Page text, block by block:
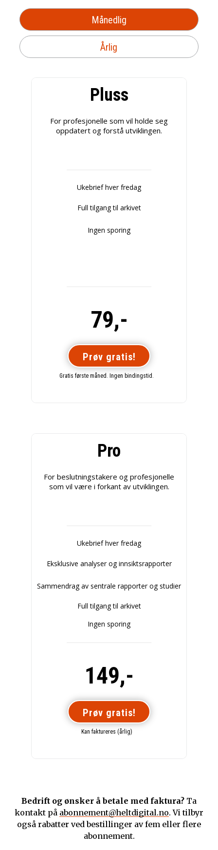
Månedlig
Årlig
Pluss
For profesjonelle som vil holde seg
oppdatert og forstå utviklingen.
Ukebrief hver fredag
Full tilgang til arkivet
Ingen sporing
79,-
Prøv gratis!
Gratis første måned. Ingen bindingstid.
Pro
For beslutningstakere og profesjonelle
som vil være i forkant av utviklingen.
Ukebrief hver fredag
Eksklusive analyser og innsiktsrapporter
Sammendrag av sentrale rapporter og studier
Full tilgang til arkivet
Ingen sporing
149,-
Prøv gratis!
Kan faktureres (årlig)
Bedrift og ønsker å betale med faktura? Ta
kontakt på abonnement@heltdigital.no. Vi tilbyr
også rabatter ved bestillinger av fem eller flere
abonnement.